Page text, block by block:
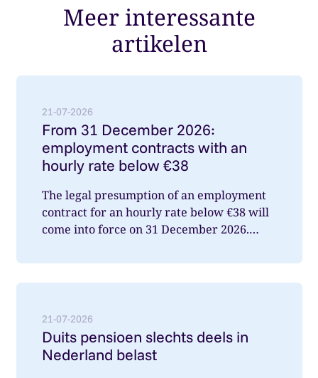
Meer interessante
artikelen
21-07-2026
From 31 December 2026:
employment contracts with an
hourly rate below €38
The legal presumption of an employment
contract for an hourly rate below €38 will
come into force on 31 December 2026.
21-07-2026
Duits pensioen slechts deels in
Nederland belast